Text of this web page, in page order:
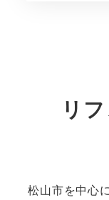
リ
松山市を中心